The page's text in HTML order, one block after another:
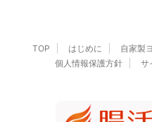
TOP はじめに 自家製
個人情報保護方針
サ